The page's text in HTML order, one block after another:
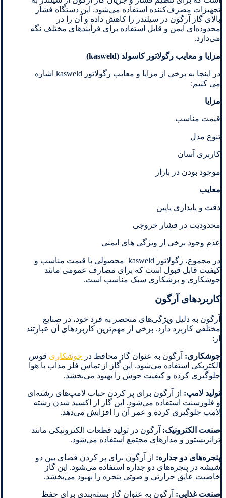
تجهیزات مصرف‌کننده استفاده می‌شود. این دستگاه فشار
بالای گاز آرگون در سیلندر را کاهش داده و آن را در
محدوده‌ای ایمن و قابل استفاده برای فرآیندهای مختلف نگه
می‌دارد.
مزایا و معایب رگولاتور کاسولد (kasweld
)
در اینجا به برخی از مزایا و معایب رگولاتور kasweld اشاره
می کنیم:
مزایا
قیمت مناسب
تنوع مدل
کاربری آسان
موجود بودن در بازار
معایب
دقت و پایداری پایین
محدودیت در فشار خروجی
عدم وجود برخی از ویژگی های ایمنی
در مجموع، رگولاتور kasweld محصولی با قیمت مناسب و
کیفیت قابل قبول است که برای مصارف عمومی مانند
جوشکاری و برشکاری سبک مناسب است.
کاربردهای آرگون
آرگون به دلیل ویژگی‌های منحصر به فرد خود، در صنایع
مختلفی کاربرد دارد. برخی از مهم‌ترین کاربردهای آن عبارتند
از:
جوشکاری: آرگون به عنوان گاز محافظ در جوشکاری قوس
الکتریکی استفاده می‌شود. این گاز از تماس فلز مذاب با هوا
جلوگیری کرده و کیفیت جوش را بهبود می‌بخشد.
تولید لامپ: از آرگون برای پر کردن حباب لامپ‌های رشته‌ای
و فلورسنت استفاده می‌شود. این گاز از اکسید شدن رشته
لامپ جلوگیری کرده و عمر آن را افزایش می‌دهد.
صنعت الکترونیک: آرگون در تولید قطعات الکترونیکی مانند
ترانزیستور و مدارهای مجتمع استفاده می‌شود.
پنجره‌های دو جداره: از آرگون برای پر کردن فضای بین دو
شیشه در پنجره‌های دو جداره استفاده می‌شود. این گاز
خاصیت عایق حرارتی و صوتی پنجره را بهبود می‌بخشد.
صنعت غذایی: آرگون به عنوان گاز بسته‌بندی برای حفظ